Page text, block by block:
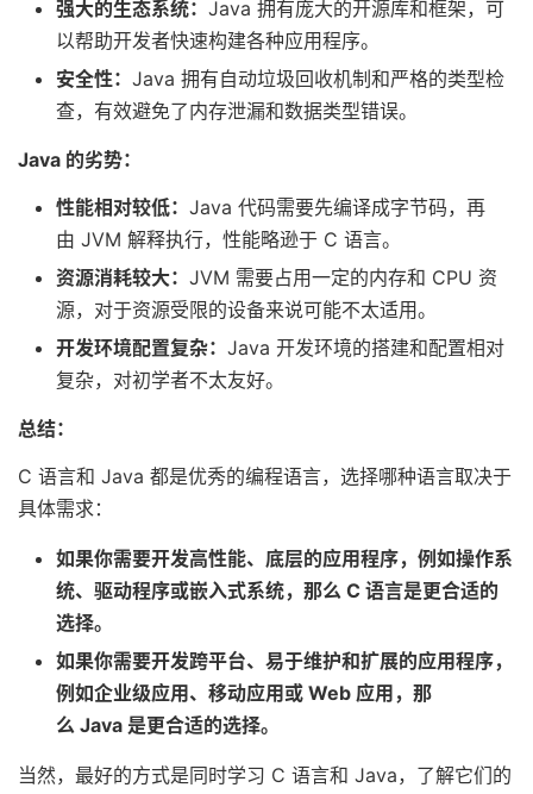
强大的生态系统： Java 拥有庞大的开源库和框架，可
以帮助开发者快速构建各种应用程序。
安全性： Java 拥有自动垃圾回收机制和严格的类型检
查，有效避免了内存泄漏和数据类型错误。
Java 的劣势：
性能相对较低： Java 代码需要先编译成字节码，再
由 JVM 解释执行，性能略逊于 C 语言。
资源消耗较大： JVM 需要占用一定的内存和 CPU 资
源，对于资源受限的设备来说可能不太适用。
开发环境配置复杂： Java 开发环境的搭建和配置相对
复杂，对初学者不太友好。
总结：
C 语言和 Java 都是优秀的编程语言，选择哪种语言取决于
具体需求：
如果你需要开发高性能、底层的应用程序，例如操作系
统、驱动程序或嵌入式系统，那么 C 语言是更合适的
选择。
如果你需要开发跨平台、易于维护和扩展的应用程序，
例如企业级应用、移动应用或 Web 应用，那
么 Java 是更合适的选择。
当然，最好的方式是同时学习 C 语言和 Java，了解它们的